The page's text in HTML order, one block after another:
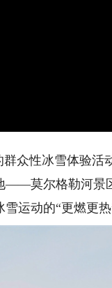
性冰雪体验活
——莫尔格勒河景
运动的“更燃更热